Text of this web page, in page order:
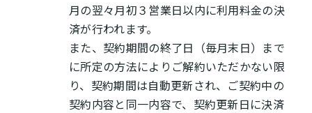
月の翌々月初３営業日以内に利用料金の決
済が行われます。
また、契約期間の終了日（毎月末日）まで
に所定の方法によりご解約いただかない限
り、契約期間は自動更新され、ご契約中の
契約内容と同一内容で、契約更新日に決済